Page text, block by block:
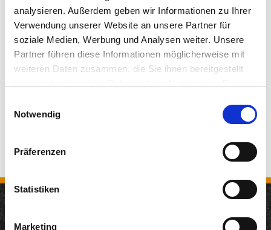
analysieren. Außerdem geben wir Informationen zu Ihrer
Verwendung unserer Website an unsere Partner für
soziale Medien, Werbung und Analysen weiter. Unsere
Partner führen diese Informationen möglicherweise mit
weiteren Daten zusammen, die Sie ihnen bereitgestellt
Cookies, wenn Sie unsere Webseite weiterhin nutzen.
Notwendig
Präferenzen
Statistiken
Marketing